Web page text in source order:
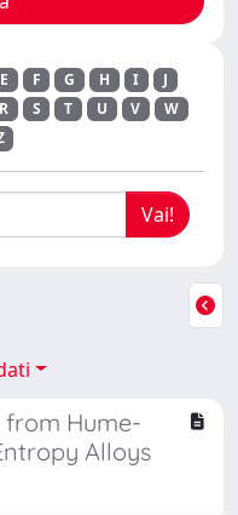
E F G H I
J
R S T U V
W
from Hume-
Alloys